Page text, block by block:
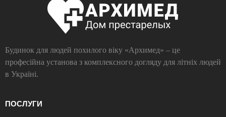
Будинок для людей похилого віку «Архимед» – це
професійна установа з комплексного догляду для літніх людей
в Україні.
ПОСЛУГИ